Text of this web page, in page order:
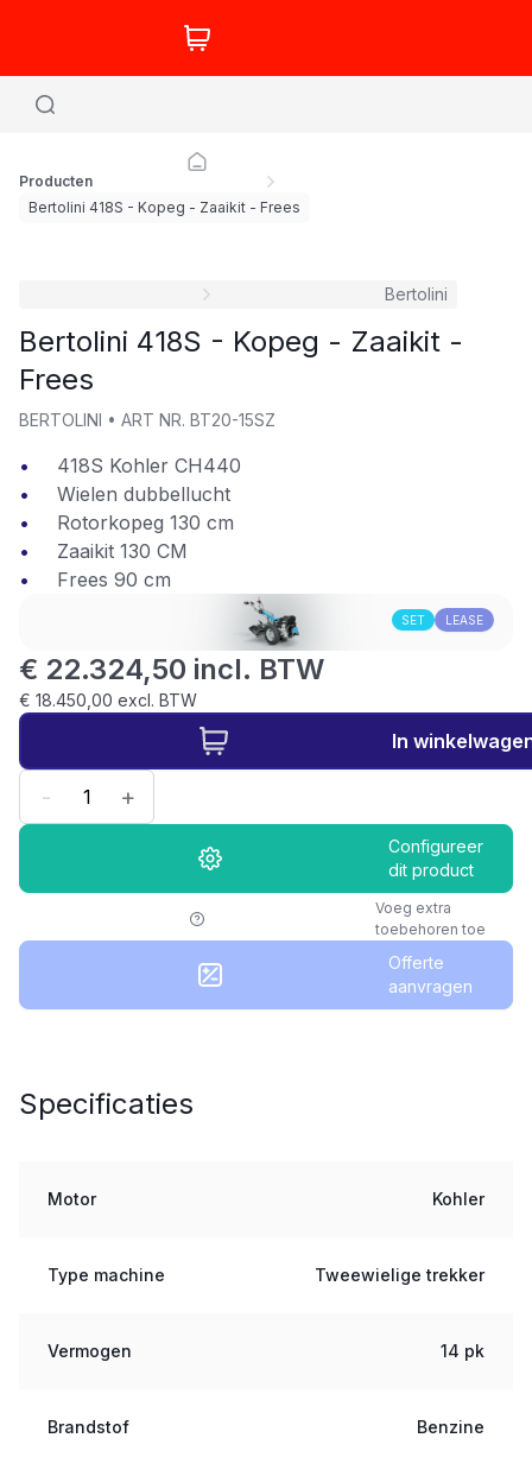
Producten
Bertolini 418S - Kopeg - Zaaikit - Frees
SET LEASE
Bertolini
Bertolini 418S - Kopeg - Zaaikit -
Frees
BERTOLINI • ART NR. BT20-15SZ
418S Kohler CH440
Wielen dubbellucht
Rotorkopeg 130 cm
Zaaikit 130 CM
Frees 90 cm
€ 22.324,50 incl. BTW
€ 18.450,00 excl. BTW
In
- +
Configureer
dit product
Voeg extra
toebehoren toe
Offerte
aanvragen
Specificaties
Motor Kohler
Type machine Tweewielige trekker
Vermogen 14 pk
Brandstof Benzine